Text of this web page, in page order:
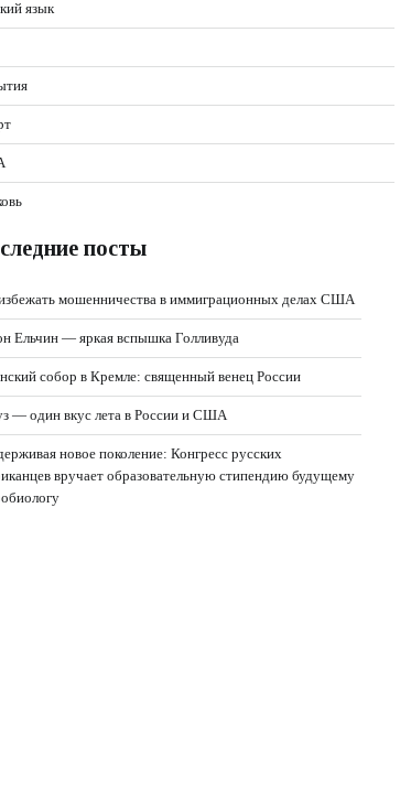
язык
посты
мошенничества в иммиграционных делах США
Ельчин — яркая вспышка Голливуда
собор в Кремле: священный венец России
— один вкус лета в России и США
новое поколение: Конгресс русских
вручает образовательную стипендию будущему